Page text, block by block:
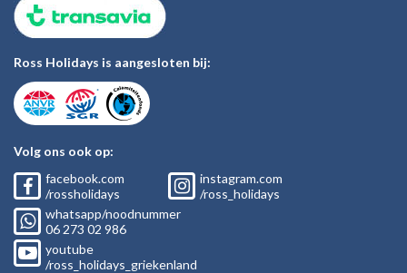
Ross Holidays is aangesloten bij:
Volg ons ook op:
facebook.com
/rossholidays
instagram.com
/ross_holidays
whatsapp/noodnummer
06 273 02 986
youtube
/ross_holidays_griekenland